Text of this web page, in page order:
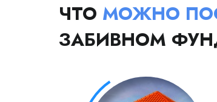
ЧТО МОЖНО
ЗАБИВНОМ